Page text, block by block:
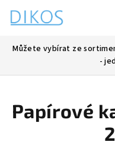
obsah
Můžete vybírat ze
-
Papírové